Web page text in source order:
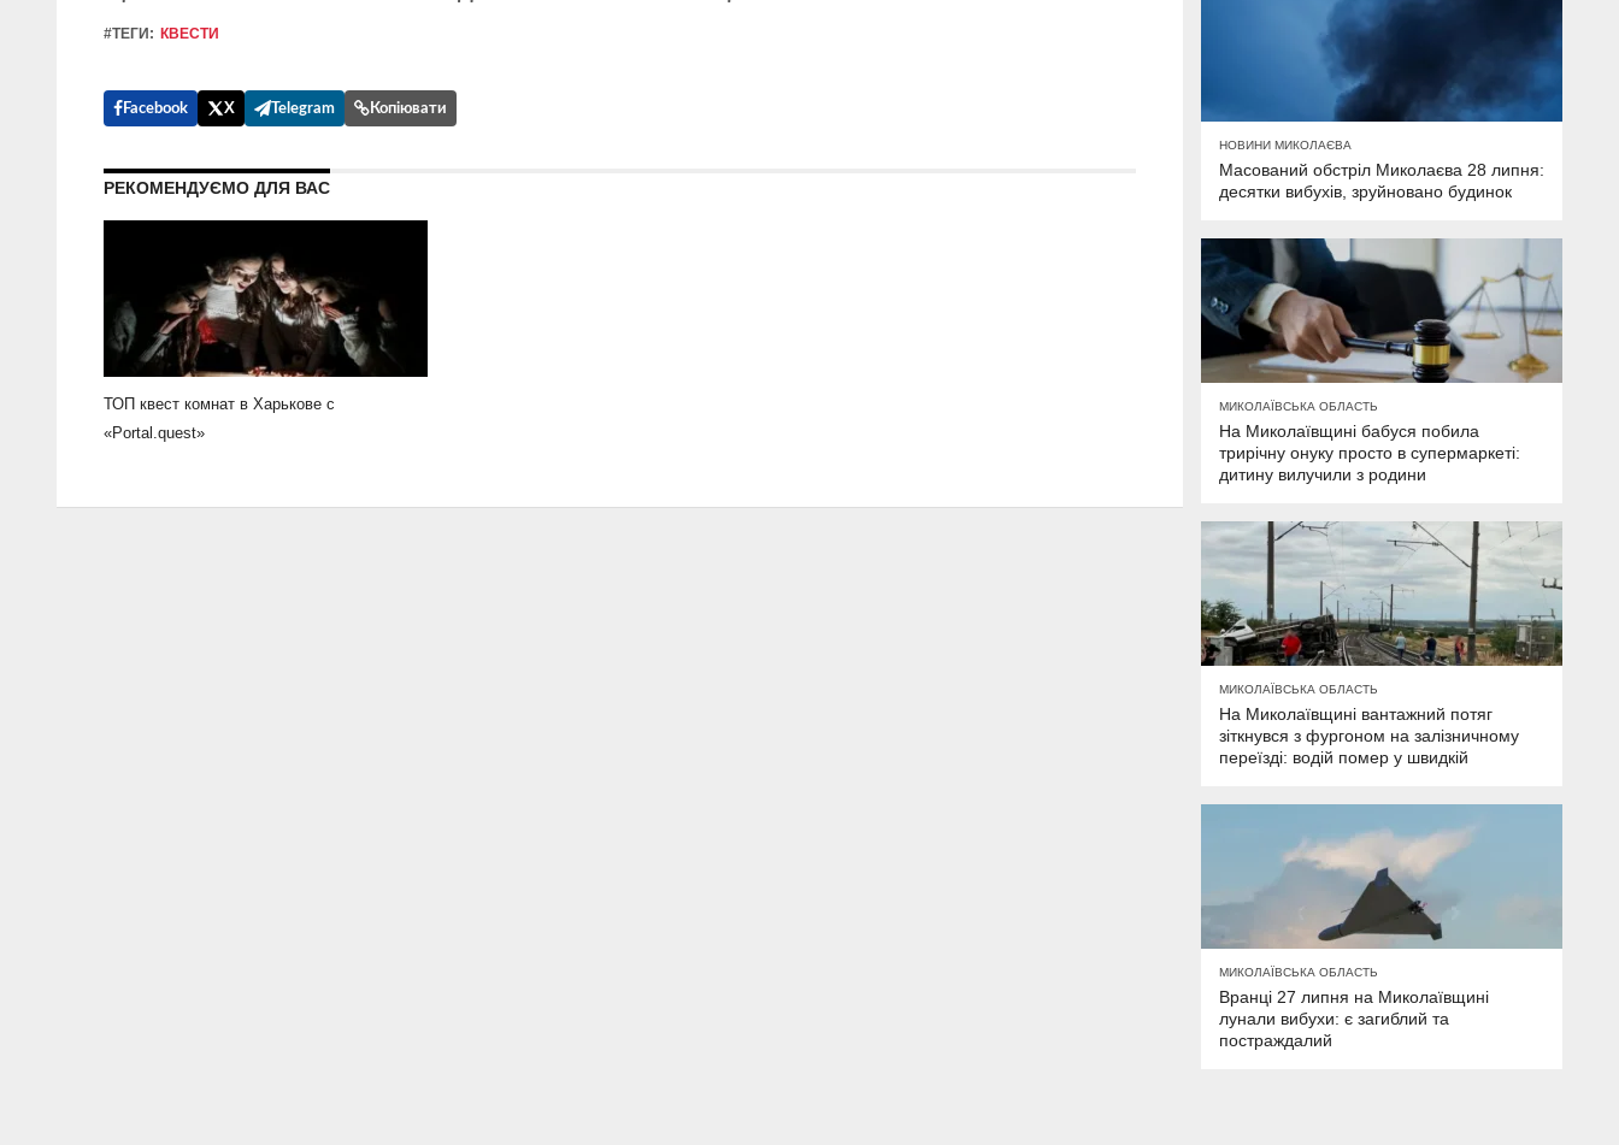
#ТЕГИ: КВЕСТИ
Facebook X Telegram Копіювати
РЕКОМЕНДУЄМО ДЛЯ ВАС
ТОП квест комнат в Харькове с
«Portal.quest»
НОВИНИ МИКОЛАЄВА
Масований обстріл Миколаєва 28 липня:
десятки вибухів, зруйновано будинок
МИКОЛАЇВСЬКА ОБЛАСТЬ
На Миколаївщині бабуся побила
трирічну онуку просто в супермаркеті:
дитину вилучили з родини
МИКОЛАЇВСЬКА ОБЛАСТЬ
На Миколаївщині вантажний потяг
зіткнувся з фургоном на залізничному
переїзді: водій помер у швидкій
МИКОЛАЇВСЬКА ОБЛАСТЬ
Вранці 27 липня на Миколаївщині
лунали вибухи: є загиблий та
постраждалий